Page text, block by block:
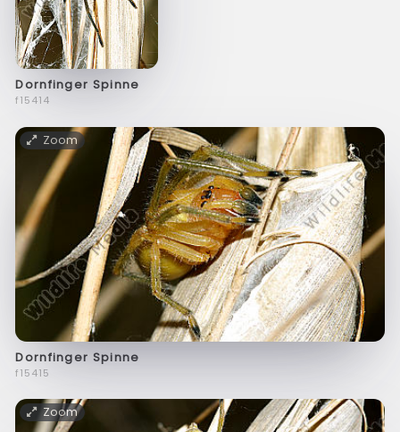
Dornfinger Spinne
f15414
Zoom
Dornfinger Spinne
f15415
Zoom